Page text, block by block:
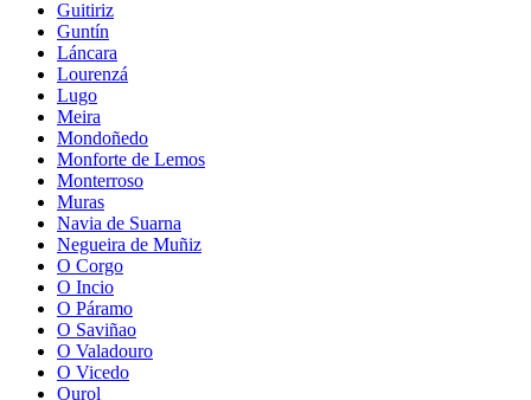
Guitiriz
Guntín
Láncara
Lourenzá
Lugo
Meira
Mondoñedo
Monforte de Lemos
Monterroso
Muras
Navia de Suarna
Negueira de Muñiz
O Corgo
O Incio
O Páramo
O Saviñao
O Valadouro
O Vicedo
Ourol